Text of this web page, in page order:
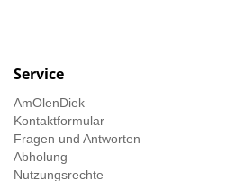
Service
AmOlenDiek
Kontaktformular
Fragen und Antworten
Abholung
Nutzungsrechte